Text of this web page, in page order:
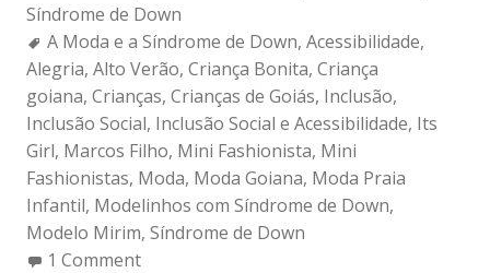
Síndrome de Down
Tags:
A Moda e a Síndrome de Down, Acessibilidade,
Alegria, Alto Verão, Criança Bonita, Criança
goiana, Crianças, Crianças de Goiás, Inclusão,
Inclusão Social, Inclusão Social e Acessibilidade, Its
Girl, Marcos Filho, Mini Fashionista, Mini
Fashionistas, Moda, Moda Goiana, Moda Praia
Infantil, Modelinhos com Síndrome de Down,
Modelo Mirim, Síndrome de Down
1 Comment